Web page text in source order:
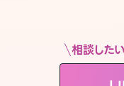
相談した